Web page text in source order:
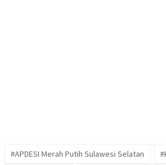
#APDESI Merah Putih Sulawesi Selatan